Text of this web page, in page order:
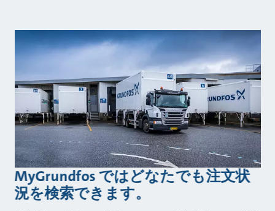
MyGrundfos ではどなたでも注文状
況を検索できます。